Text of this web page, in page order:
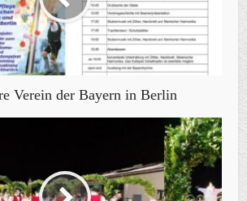
Verein der Bayern in Berlin